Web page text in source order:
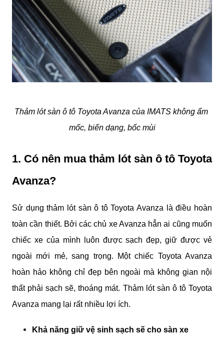
Thảm lót sàn ô tô Toyota Avanza của IMATS không ẩm
mốc, biến dạng, bốc mùi
1. Có nên mua thảm lót sàn ô tô Toyota
Avanza?
Sử dụng thảm lót sàn ô tô Toyota Avanza là điều hoàn
toàn cần thiết. Bởi các chủ xe Avanza hẳn ai cũng muốn
chiếc xe của mình luôn được sạch đẹp, giữ được vẻ
ngoài mới mẻ, sang trọng. Một chiếc Toyota Avanza
hoàn hảo không chỉ đẹp bên ngoài mà không gian nội
thất phải sạch sẽ, thoáng mát. Thảm lót sàn ô tô Toyota
Avanza mang lại rất nhiều lợi ích.
Khả năng giữ vệ sinh sạch sẽ cho sàn xe